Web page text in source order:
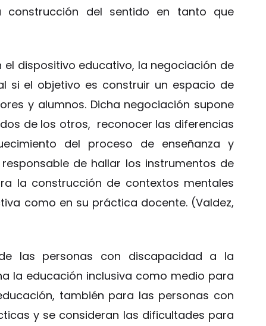
del sentido en tanto que
dispositivo educativo, la negociación de
si el objetivo es construir un espacio de
y alumnos. Dicha negociación supone
de los otros, reconocer las diferencias
del proceso de enseñanza y
de hallar los instrumentos de
la construcción de contextos mentales
como en su práctica docente. (Valdez,
las personas con discapacidad a la
la educación inclusiva como medio para
también para las personas con
y se consideran las dificultades para